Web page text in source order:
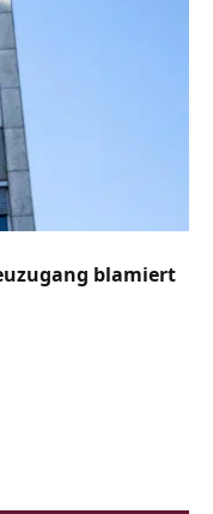
blamiert